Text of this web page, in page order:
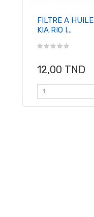
FILTRE A HUILE
KIA RIO I...
12,00 TND